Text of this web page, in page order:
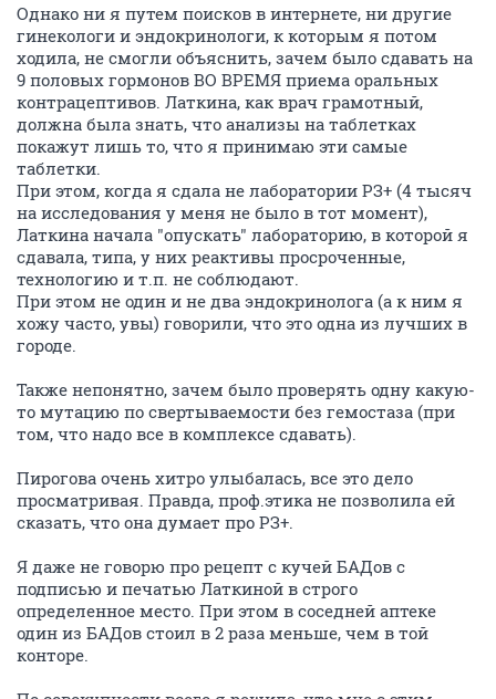
Однако ни я путем поисков в интернете, ни другие
гинекологи и эндокринологи, к которым я потом
ходила, не смогли объяснить, зачем было сдавать на
9 половых гормонов ВО ВРЕМЯ приема оральных
контрацептивов. Латкина, как врач грамотный,
должна была знать, что анализы на таблетках
покажут лишь то, что я принимаю эти самые
таблетки.
При этом, когда я сдала не лаборатории РЗ+ (4 тысяч
на исследования у меня не было в тот момент),
Латкина начала "опускать" лабораторию, в которой я
сдавала, типа, у них реактивы просроченные,
технологию и т.п. не соблюдают.
При этом не один и не два эндокринолога (а к ним я
хожу часто, увы) говорили, что это одна из лучших в
городе.
Также непонятно, зачем было проверять одну какую-
то мутацию по свертываемости без гемостаза (при
том, что надо все в комплексе сдавать).
Пирогова очень хитро улыбалась, все это дело
просматривая. Правда, проф.этика не позволила ей
сказать, что она думает про РЗ+.
Я даже не говорю про рецепт с кучей БАДов с
подписью и печатью Латкиной в строго
определенное место. При этом в соседней аптеке
один из БАДов стоил в 2 раза меньше, чем в той
конторе.